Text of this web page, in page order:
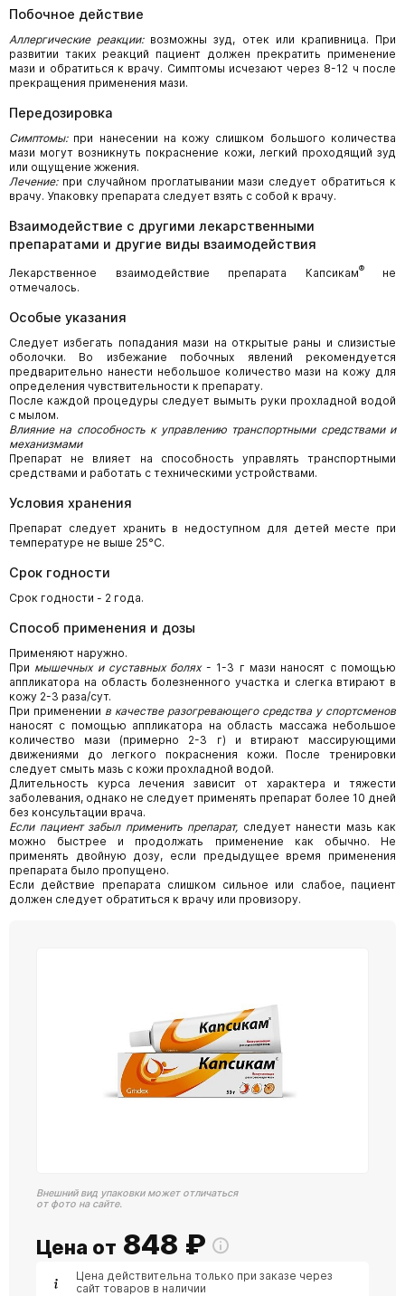
Побочное действие
Аллергические реакции:возможны зуд, отек или крапивница. При
развитии таких реакций пациент должен прекратить применение
мази и обратиться к врачу. Симптомы исчезают через 8-12 ч после
прекращения применения мази.
Передозировка
Симптомы:при нанесении на кожу слишком большого количества
мази могут возникнуть покраснение кожи, легкий проходящий зуд
или ощущение жжения.
Лечение:при случайном проглатывании мази следует обратиться к
врачу. Упаковку препарата следует взять с собой к врачу.
Взаимодействие с другими лекарственными
препаратами и другие виды взаимодействия
Лекарственное взаимодействие препарата Капсикам®не
отмечалось.
Особые указания
Следует избегать попадания мази на открытые раны и слизистые
оболочки. Во избежание побочных явлений рекомендуется
предварительно нанести небольшое количество мази на кожу для
определения чувствительности к препарату.
После каждой процедуры следует вымыть руки прохладной водой
с мылом.
Влияние на способность к управлению транспортными средствами и
механизмами
Препарат не влияет на способность управлять транспортными
средствами и работать с техническими устройствами.
Условия хранения
Препарат следует хранить в недоступном для детей месте при
температуре не выше 25°C.
Срок годности
Срок годности - 2 года.
Способ применения и дозы
Применяют наружно.
При мышечных и суставных болях- 1-3 г мази наносят с помощью
аппликатора на область болезненного участка и слегка втирают в
кожу 2-3 раза/сут.
При применении в качестве разогревающего средства у спортсменов
наносят с помощью аппликатора на область массажа небольшое
количество мази (примерно 2-3 г) и втирают массирующими
движениями до легкого покраснения кожи. После тренировки
следует смыть мазь с кожи прохладной водой.
Длительность курса лечения зависит от характера и тяжести
заболевания, однако не следует применять препарат более 10 дней
без консультации врача.
Если пациент забыл применить препарат, следует нанести мазь как
можно быстрее и продолжать применение как обычно. Не
применять двойную дозу, если предыдущее время применения
препарата было пропущено.
Если действие препарата слишком сильное или слабое, пациент
должен следует обратиться к врачу или провизору.
Внешний вид упаковки может отличаться
от фото на сайте.
Цена от 848 ₽
Цена действительна только при заказе через
сайт товаров в наличии